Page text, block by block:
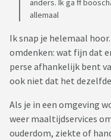
anders. Ik ga ff
allemaal
Ik snap je helemaal
omdenken: wat fijn dat
perse afhankelijk bent
ook niet dat het
Als je in een omgeving
weer maaltijdservices
ouderdom, ziekte of